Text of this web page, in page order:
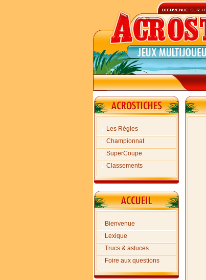
Les Règles
Championnat
SuperCoupe
Classements
Bienvenue
Lexique
Trucs & astuces
Foire aux questions